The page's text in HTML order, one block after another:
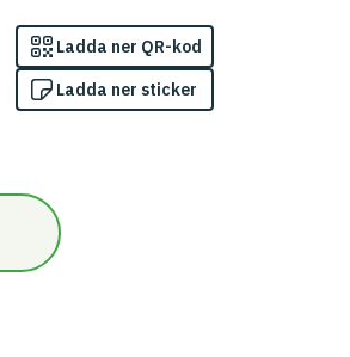
Ladda ner QR-kod
Ladda ner sticker
nivå